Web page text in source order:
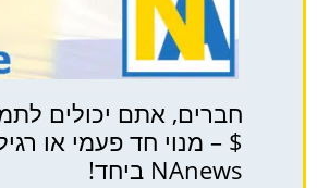
חברים, אתם יכולים
$ – מנוי חד פעמי או
NAnews ביחד!